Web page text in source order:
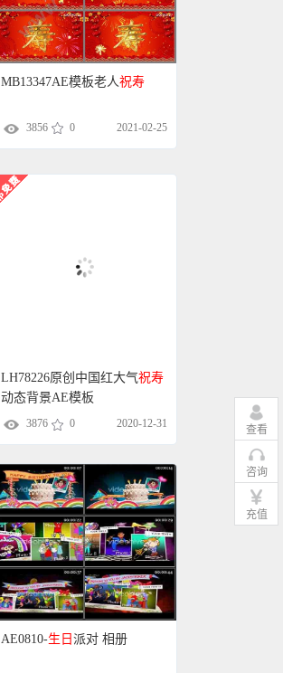
MB13347AE模板老人祝寿
3856 0 2021-02-25
LH78226原创中国红大气祝寿
动态背景AE模板
3876 0 2020-12-31
AE0810-生日 派对 相册
查看
咨询
充值